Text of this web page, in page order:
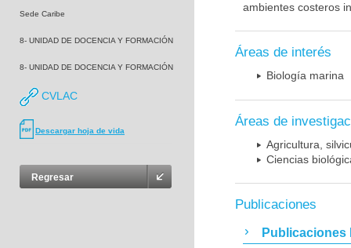
Sede Caribe
8- UNIDAD DE DOCENCIA Y FORMACIÓN
8- UNIDAD DE DOCENCIA Y FORMACIÓN
CVLAC
Descargar hoja de vida
Regresar
ambientes costeros
Áreas de interés
Biología marina
Áreas de
Agricultura,
Ciencias
Publicaciones
Publicaciones